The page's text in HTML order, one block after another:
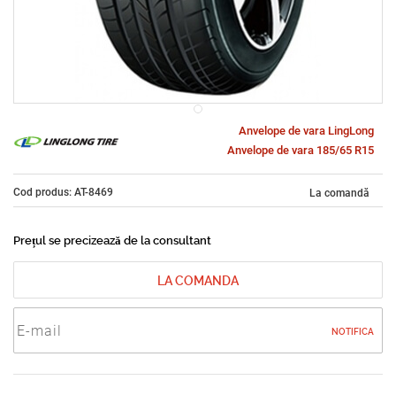
Anvelope de vara LingLong
Anvelope de vara 185/65 R15
Cod produs: AT-8469 La comandă
Prețul se precizează de la consultant
LA COMANDA
NOTIFICA